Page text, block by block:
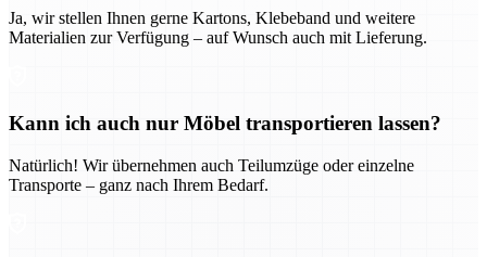
Ja, wir stellen Ihnen gerne Kartons, Klebeband und weitere
Materialien zur Verfügung – auf Wunsch auch mit Lieferung.
Kann ich auch nur Möbel transportieren lassen?
Natürlich! Wir übernehmen auch Teilumzüge oder einzelne
Transporte – ganz nach Ihrem Bedarf.